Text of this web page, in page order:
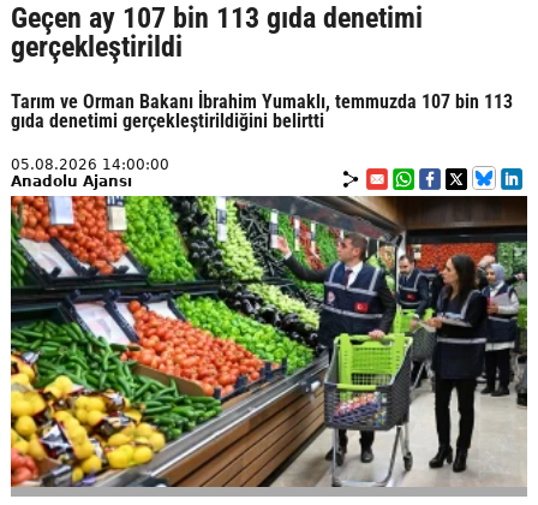
Geçen ay 107 bin 113 gıda denetimi
gerçekleştirildi
Tarım ve Orman Bakanı İbrahim Yumaklı, temmuzda 107 bin 113
gıda denetimi gerçekleştirildiğini belirtti
05.08.2026 14:00:00
Anadolu Ajansı